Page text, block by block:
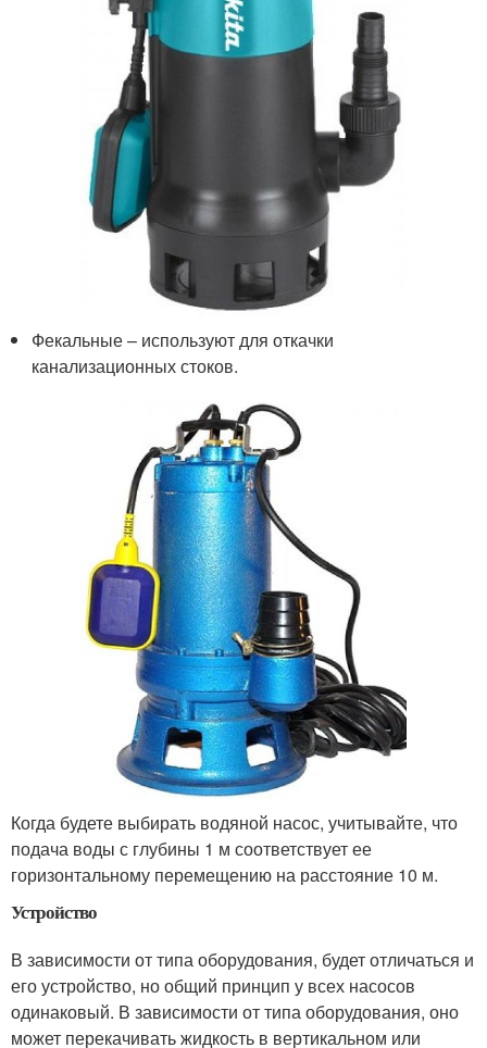
Фекальные – используют для откачки
канализационных стоков.
Когда будете выбирать водяной насос, учитывайте, что
подача воды с глубины 1 м соответствует ее
горизонтальному перемещению на расстояние 10 м.
Устройство
В зависимости от типа оборудования, будет отличаться и
его устройство, но общий принцип у всех насосов
одинаковый. В зависимости от типа оборудования, оно
может перекачивать жидкость в вертикальном или